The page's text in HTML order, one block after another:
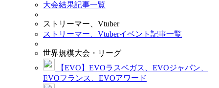
大会結果記事一覧
ストリーマー、Vtuber
ストリーマー、Vtuberイベント記事一覧
世界規模大会・リーグ
【EVO】EVOラスベガス、EVOジャパン、
EVOフランス、EVOアワード